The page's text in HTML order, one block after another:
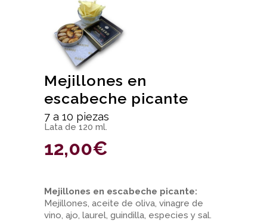
Mejillones en
escabeche picante
7 a 10 piezas
Lata de 120 ml.
12,00€
Mejillones en escabeche picante:
Mejillones, aceite de oliva, vinagre de
vino, ajo, laurel, guindilla, especies y sal.